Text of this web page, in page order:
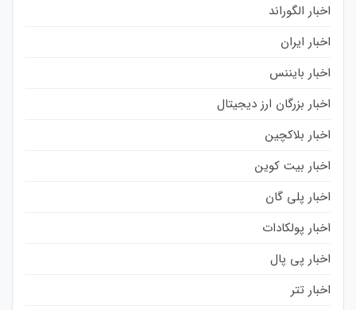
اخبار الگوراند
اخبار ایران
اخبار بایننس
اخبار بزرگان ارز دیجیتال
اخبار بلاکچین
اخبار بیت کوین
اخبار پلی گان
اخبار پولکادات
اخبار پی پال
اخبار تتر